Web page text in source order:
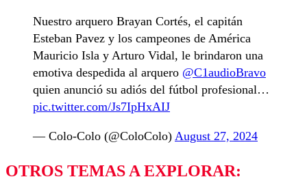
Nuestro arquero Brayan Cortés, el capitán
Esteban Pavez y los campeones de América
Mauricio Isla y Arturo Vidal, le brindaron una
emotiva despedida al arquero @C1audioBravo
quien anunció su adiós del fútbol profesional…
pic.twitter.com/Js7IpHxAIJ
— Colo-Colo (@ColoColo) August 27, 2024
OTROS TEMAS A EXPLORAR: